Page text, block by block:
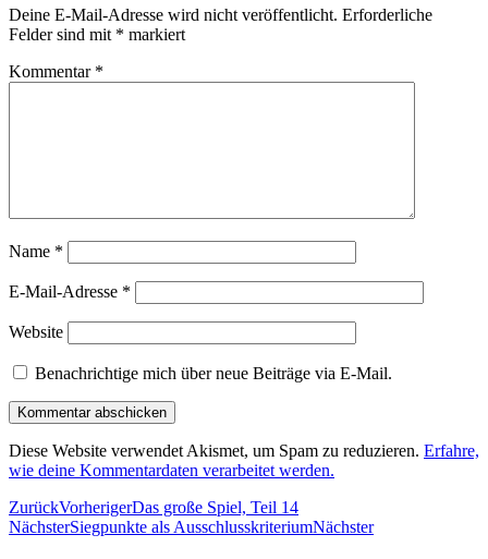
Deine E-Mail-Adresse wird nicht veröffentlicht. Erforderliche
Felder sind mit * markiert
Kommentar *
Name *
E-Mail-Adresse *
Website
Benachrichtige mich über neue Beiträge via E-Mail.
Diese Website verwendet Akismet, um Spam zu reduzieren. Erfahre,
wie deine Kommentardaten verarbeitet werden.
ZurückVorherigerDas große Spiel, Teil 14
NächsterSiegpunkte als AusschlusskriteriumNächster